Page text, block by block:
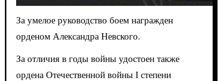
За умелое руководство боем награжден
орденом Александра Невского.
За отличия в годы войны удостоен также
ордена Отечественной войны I степени